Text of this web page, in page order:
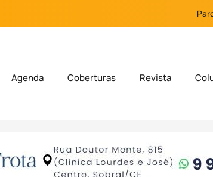
Agenda Coberturas Revista